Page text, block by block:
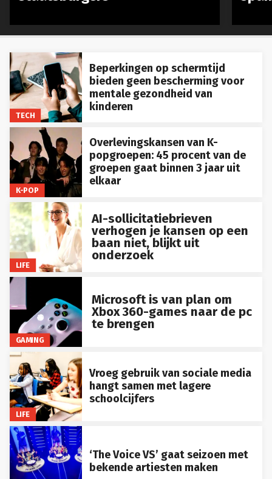
TECH
Beperkingen op schermtijd
bieden geen bescherming voor
mentale gezondheid van
kinderen
K-POP
Overlevingskansen van K-
popgroepen: 45 procent van de
groepen gaat binnen 3 jaar uit
elkaar
LIFE
AI-sollicitatiebrieven
verhogen je kansen op een
baan niet, blijkt uit
onderzoek
GAMING
Microsoft is van plan om
Xbox 360-games naar de pc
te brengen
LIFE
Vroeg gebruik van sociale media
hangt samen met lagere
schoolcijfers
‘The Voice VS’ gaat seizoen met
bekende artiesten maken